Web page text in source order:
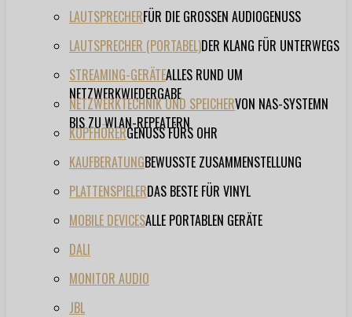
LAUTSPRECHERFÜR DIE GROSSEN AUDIOGENUSS
LAUTSPRECHER (PORTABEL)DER KLANG FÜR UNTERWEGS
STREAMING-GERÄTEALLES RUND UM
NETZWERKWIEDERGABE
NETZWERKTECHNIK UND SPEICHERVON NAS-SYSTEMN
BIS ZU WLAN-REPEATERN
KOPFHÖRERGENUSS FÜRS OHR
KAUFBERATUNGBEWUSSTE ZUSAMMENSTELLUNG
PLATTENSPIELERDAS BESTE FÜR VINYL
MOBILE DEVICESALLE PORTABLEN GERÄTE
DALI
MONITOR AUDIO
JBL